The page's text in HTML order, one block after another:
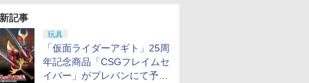
記事
玩具
「仮面ライダーアギト」25周
年記念商品「CSGフレイムセ
イバー」がプレバンにて予約